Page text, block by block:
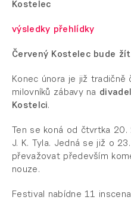
Kostelec
výsledky přehlídky
Červený Kostelec bude
Konec února je již tradičně
milovníků zábavy na
Kostelci.
Ten se koná od čtvrtka
J. K. Tyla. Jedná se již o
převažovat především
nouze.
Festival nabídne 11